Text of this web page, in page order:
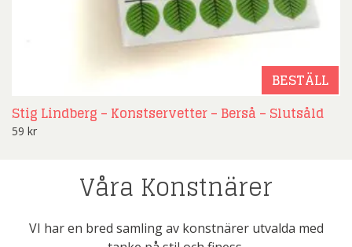
BESTÄLL
Stig Lindberg – Konstservetter – Berså – Slutsåld
59 kr
Våra Konstnärer
VI har en bred samling av konstnärer utvalda med